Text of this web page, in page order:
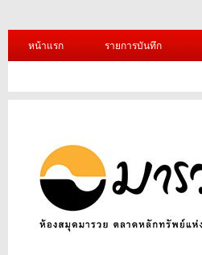
หน้าแรก รายการบันทึก